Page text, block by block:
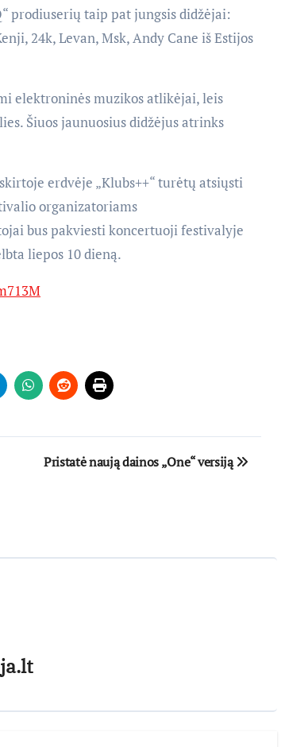
prodiuserių taip pat jungsis didžėjai:
24k, Levan, Msk, Andy Cane iš Estijos
elektroninės muzikos atlikėjai, leis
Šiuos jaunuosius didžėjus atrinks
erdvėje „Klubs++“ turėtų atsiųsti
organizatoriams
bus pakviesti koncertuoji festivalyje
liepos 10 dieną.
Pristatė naują dainos „One“ versiją